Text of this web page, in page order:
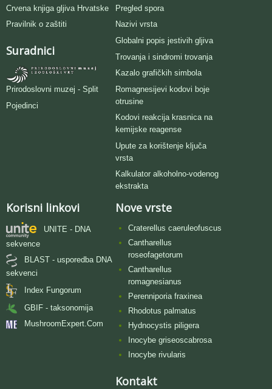
Crvena knjiga gljiva Hrvatske
Pravilnik o zaštiti
Suradnici
Prirodoslovni muzej - Split
Pojedinci
Pregled spora
Nazivi vrsta
Globalni popis jestivih gljiva
Trovanja i sindromi trovanja
Kazalo grafičkih simbola
Romagnesijevi kodovi boje
otrusine
Kodovi reakcija krasnica na
kemijske reagense
Upute za korištenje ključa
vrsta
Kalkulator alkoholno-vodenog
ekstrakta
Korisni linkovi
UNITE - DNA
sekvence
BLAST - usporedba DNA
sekvenci
Index Fungorum
GBIF - taksonomija
MushroomExpert.Com
Nove vrste
Craterellus caeruleofuscus
Cantharellus
roseofagetorum
Cantharellus
romagnesianus
Perenniporia fraxinea
Rhodotus palmatus
Hydnocystis piligera
Inocybe griseoscabrosa
Inocybe rivularis
Kontakt